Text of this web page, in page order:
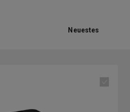
Neuestes